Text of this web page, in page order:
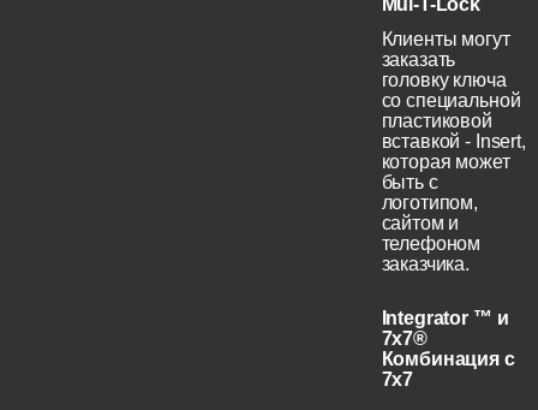
Mul-T-Lock
Клиенты могут
заказать
головку ключа
со специальной
пластиковой
вставкой - Insert,
которая может
быть с
логотипом,
сайтом и
телефоном
заказчика.
Integrator ™ и
7x7®
Комбинация с
7x7